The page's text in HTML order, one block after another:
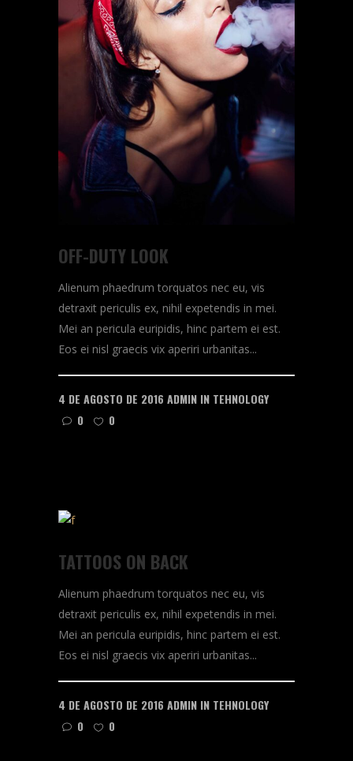
OFF-DUTY LOOK
Alienum phaedrum torquatos nec eu, vis
detraxit periculis ex, nihil expetendis in mei.
Mei an pericula euripidis, hinc partem ei est.
Eos ei nisl graecis vix aperiri urbanitas...
4 DE AGOSTO DE 2016 ADMIN IN TEHNOLOGY
0
0
TATTOOS ON BACK
Alienum phaedrum torquatos nec eu, vis
detraxit periculis ex, nihil expetendis in mei.
Mei an pericula euripidis, hinc partem ei est.
Eos ei nisl graecis vix aperiri urbanitas...
4 DE AGOSTO DE 2016 ADMIN IN TEHNOLOGY
0
0